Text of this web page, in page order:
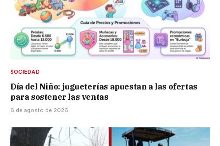
SOCIEDAD
Día del Niño: jugueterías apuestan a las ofertas
para sostener las ventas
6 de agosto de 2026